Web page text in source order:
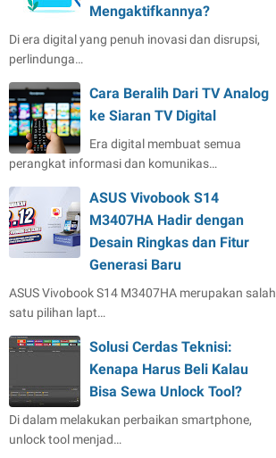
Mengaktifkannya?
Di era digital yang penuh inovasi dan disrupsi,
perlindunga…
Cara Beralih Dari TV Analog
ke Siaran TV Digital
Era digital membuat semua
perangkat informasi dan komunikas…
ASUS Vivobook S14
M3407HA Hadir dengan
Desain Ringkas dan Fitur
Generasi Baru
ASUS Vivobook S14 M3407HA merupakan salah
satu pilihan lapt…
Solusi Cerdas Teknisi:
Kenapa Harus Beli Kalau
Bisa Sewa Unlock Tool?
Di dalam melakukan perbaikan smartphone,
unlock tool menjad…